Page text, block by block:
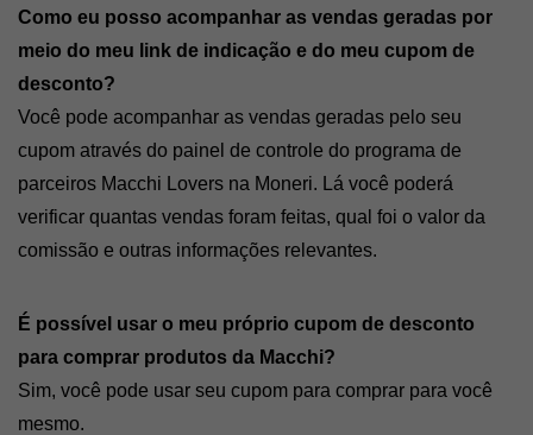
Como eu posso acompanhar as vendas geradas por
meio do meu link de indicação e do meu cupom de
desconto?
Você pode acompanhar as vendas geradas pelo seu
cupom através do painel de controle do programa de
parceiros Macchi Lovers na Moneri. Lá você poderá
verificar quantas vendas foram feitas, qual foi o valor da
comissão e outras informações relevantes.
É possível usar o meu próprio cupom de desconto
para comprar produtos da Macchi?
Sim, você pode usar seu cupom para comprar para você
mesmo.